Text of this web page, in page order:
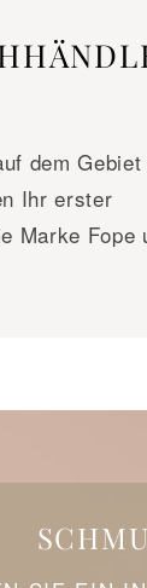
dem
Ihr erster
Marke Fope